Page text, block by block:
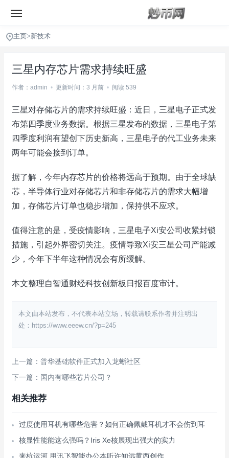
主页>新技术
三星内存芯片需求持续旺盛
作者：admin • 更新时间：3 月前 • 阅读 539
三星对存储芯片的需求持续旺盛：近日，三星电子正式发
布第四季度业务数据。根据三星发布的数据，三星电子第
四季度利润有望创下历史新高，三星电子的代工业务未来
两年可能会接到订单。
据了解，今年内存芯片的价格将远高于预期。由于全球缺
芯，半导体行业对存储芯片和非存储芯片的需求大幅增
加，存储芯片订单也稳步增加，保持供不应求。
值得注意的是，受疫情影响，三星电子Xi安公司收紧封锁
措施，引起外界密切关注。疫情导致Xi安三星公司产能减
少，今年下半年这种情况会有所缓解。
本文整理自智通财经科技创新板日报百度审计。
本文由本站发布，不代表本站立场，转载请联系作者并注明出
处：https://www.eeew.cn/?p=245
上一篇：普华基础软件正式加入龙蜥社区
下一篇：国内有哪些芯片公司？
相关推荐
过度使用耳机有哪些危害？如何正确佩戴耳机才不会伤到耳
核显性能能这么强吗？Iris Xe核展现出强大的实力
来杭运河 用讯飞智能办公本听许知远黄西创作